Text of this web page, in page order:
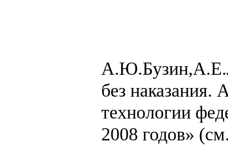
без наказания.
технологии
2008 годов»